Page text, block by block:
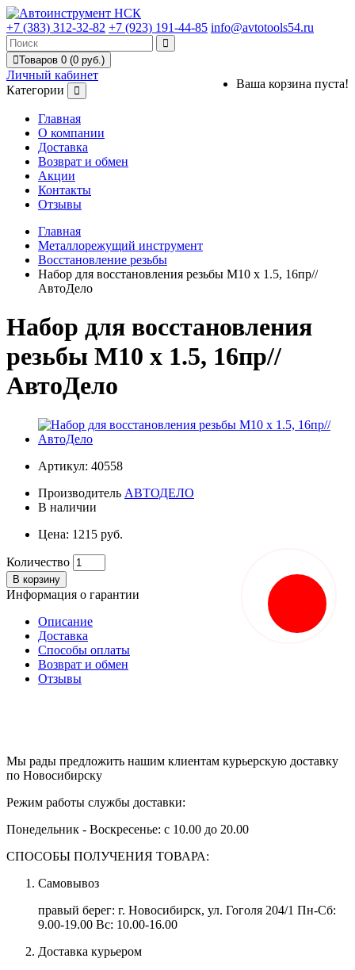
+7 (383) 312-32-82 +7 (923) 191-44-85 info@avtotools54.ru
Товаров 0 (0 руб.)
Ваша корзина пуста!
Личный кабинет
Категории
Главная
О компании
Доставка
Возврат и обмен
Акции
Контакты
Отзывы
Главная
Металлорежущий инструмент
Восстановление резьбы
Набор для восстановления резьбы М10 х 1.5, 16пр//
АвтоДело
Набор для восстановления
резьбы М10 х 1.5, 16пр//
АвтоДело
Артикул: 40558
Производитель АВТОДЕЛО
В наличии
Цена: 1215 руб.
Количество
В корзину
Информация о гарантии
Описание
Доставка
Способы оплаты
Возврат и обмен
Отзывы
Мы рады предложить нашим клиентам курьерскую доставку
по Новосибирску
Режим работы службы доставки:
Понедельник - Воскресенье: с 10.00 до 20.00
СПОСОБЫ ПОЛУЧЕНИЯ ТОВАРА:
Самовывоз
правый берег: г. Новосибирск, ул. Гоголя 204/1 Пн-Сб:
9.00-19.00 Вс: 10.00-16.00
Доставка курьером